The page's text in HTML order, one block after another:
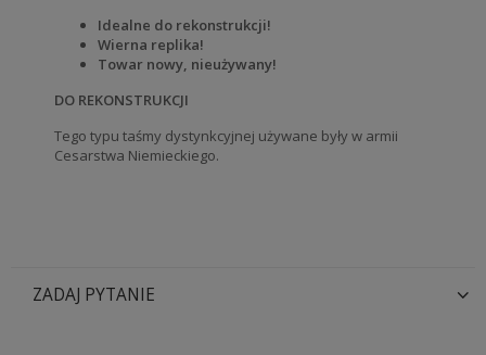
Idealne do rekonstrukcji!
Wierna replika!
Towar nowy, nieużywany!
DO REKONSTRUKCJI
Tego typu taśmy dystynkcyjnej używane były w armii
Cesarstwa Niemieckiego.
ZADAJ PYTANIE